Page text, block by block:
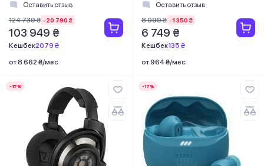
Оставить отзыв
124 739 ₴ -20 790 ₴
103 949 ₴
Кешбек2079 ₴
от 8 662 ₴/мес
Оставить отзыв
8 099 ₴ -1 350 ₴
6 749 ₴
Кешбек135 ₴
от 964 ₴/мес
-17% -17%